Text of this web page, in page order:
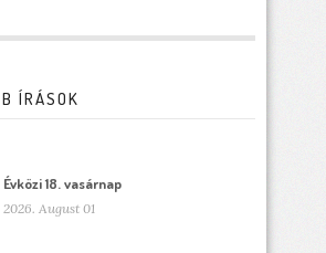
ÍRÁSOK
Évközi 18. vasárnap
2026. August 01